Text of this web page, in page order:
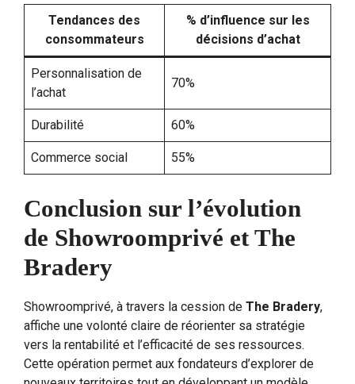
Tendances des
consommateurs
% d’influence sur les
décisions d’achat
Personnalisation de
l’achat
70%
Durabilité 60%
Commerce social 55%
Conclusion sur l’évolution
de Showroomprivé et The
Bradery
Showroomprivé, à travers la cession de The Bradery,
affiche une volonté claire de réorienter sa stratégie
vers la rentabilité et l’efficacité de ses ressources.
Cette opération permet aux fondateurs d’explorer de